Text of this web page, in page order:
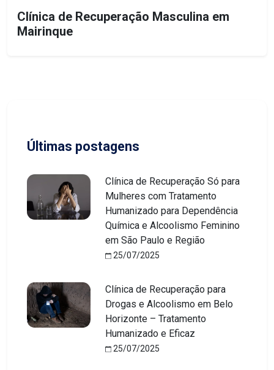
Clínica de Recuperação Masculina em
Mairinque
Últimas postagens
Clínica de Recuperação Só para
Mulheres com Tratamento
Humanizado para Dependência
Química e Alcoolismo Feminino
em São Paulo e Região
25/07/2025
Clínica de Recuperação para
Drogas e Alcoolismo em Belo
Horizonte – Tratamento
Humanizado e Eficaz
25/07/2025